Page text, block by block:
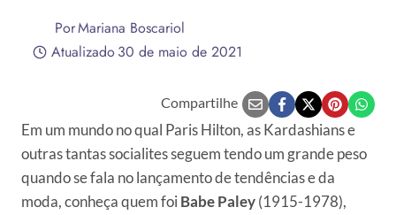
PorMariana Boscariol
Atualizado30 de maio de 2021
Compartilhe
Em um mundo no qual Paris Hilton, as Kardashians e
outras tantas socialites seguem tendo um grande peso
quando se fala no lançamento de tendências e da
moda, conheça quem foiBabe Paley(1915-1978),